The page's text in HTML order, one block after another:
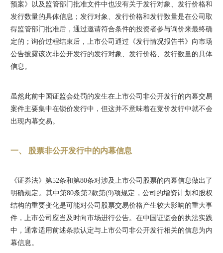
预案》以及监管部门批准文件中也没有关于发行对象、发行价格和
发行数量的具体信息；发行对象、发行价格和发行数量是在公司取
得监管部门批准后，通过邀请符合条件的投资者参与询价来最终确
定的；询价过程结束后，上市公司通过《发行情况报告书》向市场
公告披露该次非公开发行的发行对象、发行价格、发行数量的具体
信息。
虽然此前中国证监会处罚的发生在上市公司非公开发行的内幕交易
案件主要集中在锁价发行中，但这并不意味着在竞价发行中就不会
出现内幕交易。
一、 股票非公开发行中的内幕信息
《证券法》第52条和第80条对涉及上市公司股票的内幕信息做出了
明确规定。其中第80条第2款第(9)项规定，公司的增资计划和股权
结构的重要变化是可能对公司股票交易价格产生较大影响的重大事
件，上市公司应当及时向市场进行公告。在中国证监会的执法实践
中，通常适用前述条款认定与上市公司非公开发行相关的信息为内
幕信息。